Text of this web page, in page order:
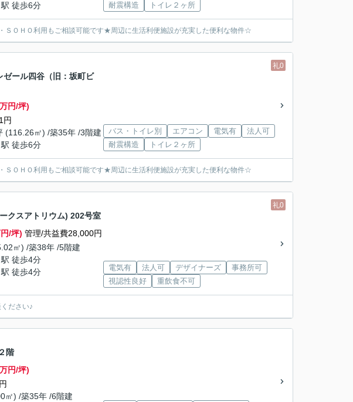
駅 徒歩6分
耐震構造
トイレ２ヶ所
ＯＨＯ利用もご相談可能です★周辺に生活利便施設が充実した便利な物件☆
礼0
ール四谷（旧：坂町ビ
円/坪)
円
(116.26㎡) /築35年 /3階建
駅 徒歩6分
バス・トイレ別 エアコン 電気有
法人可
耐震構造
トイレ２ヶ所
ＯＨＯ利用もご相談可能です★周辺に生活利便施設が充実した便利な物件☆
礼0
クスアトリウム) 202号室
/坪) 管理/共益費28,000円
㎡) /築38年 /5階建
駅 徒歩4分
駅 徒歩4分 電気有 法人可 デザイナーズ
事務所可
視認性良好
重飲食不可
ださい♪
階
円/坪)
㎡) /築35年 /6階建